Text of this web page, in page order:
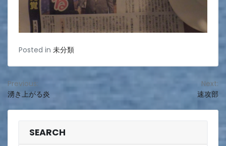
Posted in 未分類
投
稿
Previous:
湧き上がる炎
Next:
速攻部
SEARCH